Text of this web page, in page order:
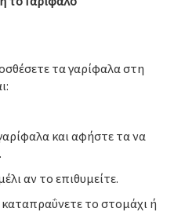
τα γαρίφαλα στη
και αφήστε τα να
αν το επιθυμείτε.
καταπραΰνετε το στομάχι ή